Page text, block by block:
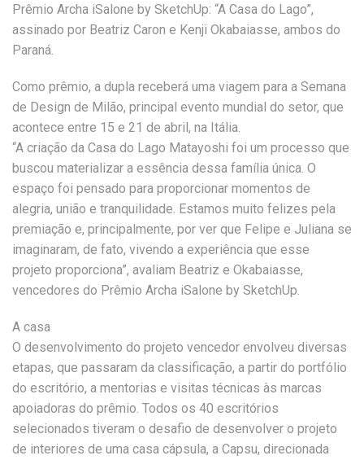
Prêmio Archa iSalone by SketchUp: “A Casa do Lago”,
assinado por Beatriz Caron e Kenji Okabaiasse, ambos do
Paraná.
Como prêmio, a dupla receberá uma viagem para a Semana
de Design de Milão, principal evento mundial do setor, que
acontece entre 15 e 21 de abril, na Itália.
“A criação da Casa do Lago Matayoshi foi um processo que
buscou materializar a essência dessa família única. O
espaço foi pensado para proporcionar momentos de
alegria, união e tranquilidade. Estamos muito felizes pela
premiação e, principalmente, por ver que Felipe e Juliana se
imaginaram, de fato, vivendo a experiência que esse
projeto proporciona”, avaliam Beatriz e Okabaiasse,
vencedores do Prêmio Archa iSalone by SketchUp.
A casa
O desenvolvimento do projeto vencedor envolveu diversas
etapas, que passaram da classificação, a partir do portfólio
do escritório, a mentorias e visitas técnicas às marcas
apoiadoras do prêmio. Todos os 40 escritórios
selecionados tiveram o desafio de desenvolver o projeto
de interiores de uma casa cápsula, a Capsu, direcionada